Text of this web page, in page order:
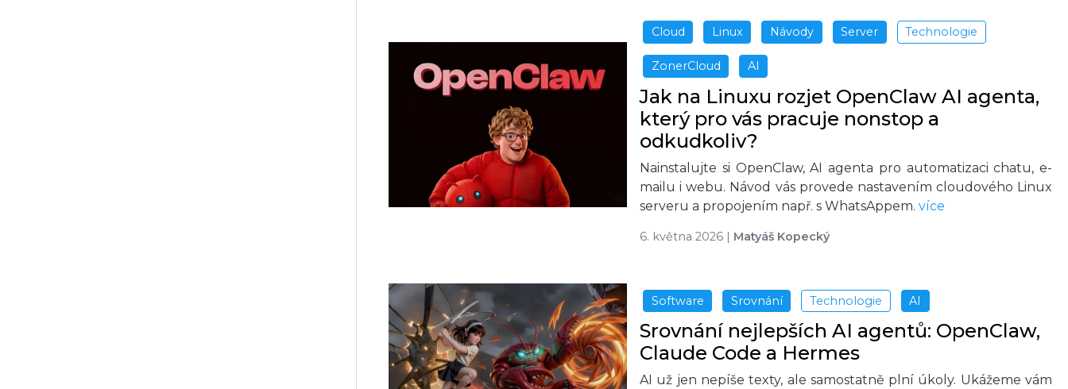
Cloud Linux Návody Server Technologie
ZonerCloud AI
Jak na Linuxu rozjet OpenClaw AI agenta,
který pro vás pracuje nonstop a
odkudkoliv?
Nainstalujte si OpenClaw, AI agenta pro automatizaci chatu, e-
mailu i webu. Návod vás provede nastavením cloudového Linux
serveru a propojením např. s WhatsAppem. více
6. května 2026 | Matyáš Kopecký
Software Srovnání Technologie AI
Srovnání nejlepších AI agentů: OpenClaw,
Claude Code a Hermes
AI už jen nepíše texty, ale samostatně plní úkoly. Ukážeme vám